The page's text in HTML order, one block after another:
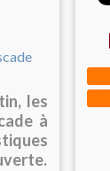
les
à